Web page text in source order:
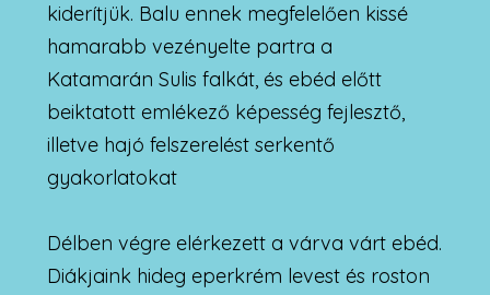
kiderítjük. Balu ennek megfelelően kissé
hamarabb vezényelte partra a
Katamarán Sulis falkát, és ebéd előtt
beiktatott emlékező képesség fejlesztő,
illetve hajó felszerelést serkentő
gyakorlatokat
Délben végre elérkezett a várva várt ebéd.
Diákjaink hideg eperkrém levest és roston